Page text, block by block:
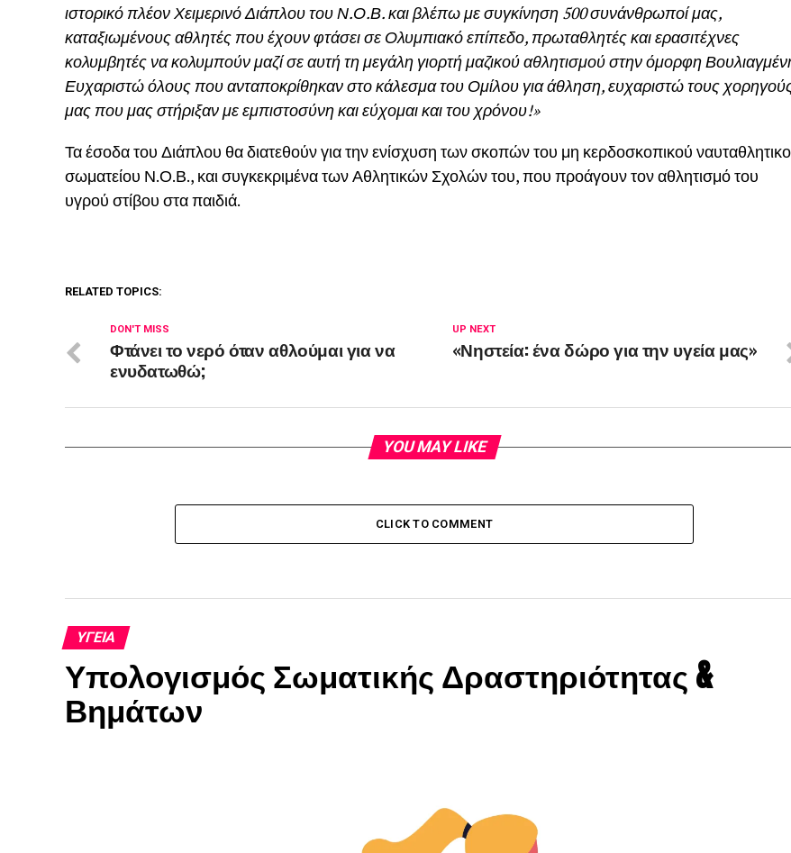
ιστορικό πλέον Χειμερινό Διάπλου του Ν.Ο.Β. και βλέπω με συγκίνηση 500 συνάνθρωποί μας,
καταξιωμένους αθλητές που έχουν φτάσει σε Ολυμπιακό επίπεδο, πρωταθλητές και ερασιτέχνες
κολυμβητές να κολυμπούν μαζί σε αυτή τη μεγάλη γιορτή μαζικού αθλητισμού στην όμορφη
Ευχαριστώ όλους που ανταποκρίθηκαν στο κάλεσμα του Ομίλου για άθληση, ευχαριστώ τους
μας που μας στήριξαν με εμπιστοσύνη και εύχομαι και του χρόνου!»
Τα έσοδα του Διάπλου θα διατεθούν για την ενίσχυση των σκοπών του μη κερδοσκοπικού
σωματείου Ν.Ο.Β., και συγκεκριμένα των Αθλητικών Σχολών του, που προάγουν τον αθλητισμό του
υγρού στίβου στα παιδιά.
RELATED TOPICS:
UP NEXT
«Νηστεία: ένα δώρο για την υγεία μας»
DON'T MISS
Φτάνει το νερό όταν αθλούμαι για να
ενυδατωθώ;
YOU MAY LIKE
CLICK TO COMMENT
ΥΓΕΊΑ
Υπολογισμός Σωματικής Δραστηριότητας &
Βημάτων